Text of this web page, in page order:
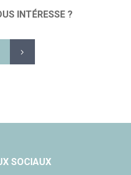
INTÉRESSE ?
SOCIAUX